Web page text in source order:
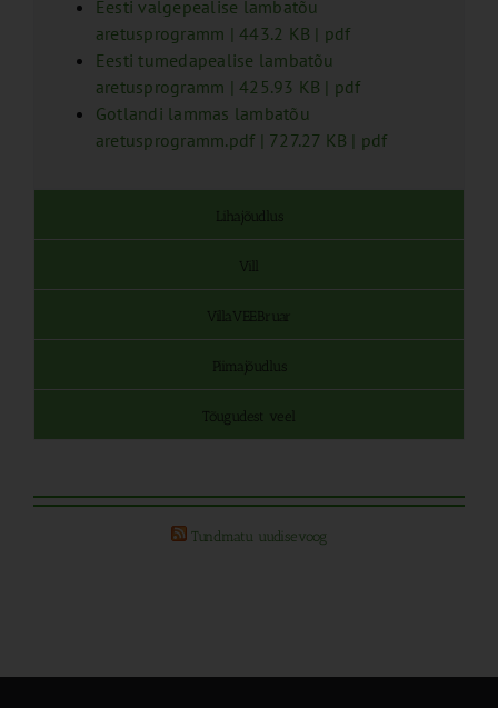
Eesti valgepealise lambatõu
aretusprogramm | 443.2 KB | pdf
Eesti tumedapealise lambatõu
aretusprogramm | 425.93 KB | pdf
Gotlandi lammas lambatõu
aretusprogramm.pdf | 727.27 KB | pdf
Lihajõudlus
Vill
VillaVEEBruar
Piimajõudlus
Tõugudest veel
Tundmatu uudisevoog